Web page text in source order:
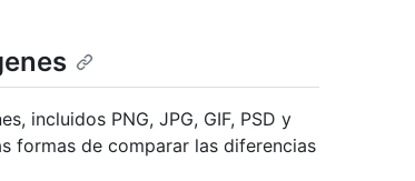
incluidos PNG, JPG, GIF, PSD y
formas de comparar las diferencias